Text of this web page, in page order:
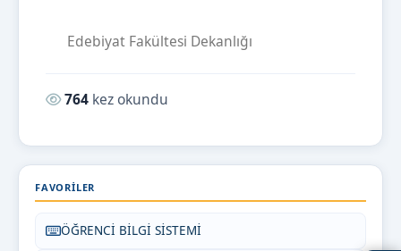
Edebiyat Fakültesi Dekanlığı
Okunma sayısı:
764 kez okundu
FAVORILER
ÖĞRENCİ BİLGİ SİSTEMİ